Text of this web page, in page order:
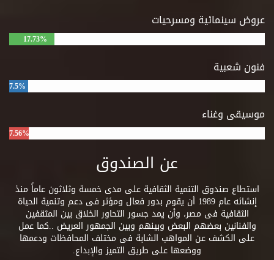
عروض سينمائية ومسرحيات
17.73%
فنون شعبية
7.5%
موسيقى وغناء
7.56%
عن الصندوق
استطاع صندوق التنمية الثقافية على مدى خمسة وثلاثون عاماً منذ
إنشائه عام 1989 أن يقوم بدور فعال ومؤثر فى دعم وتنمية الحياة
الثقافية فى مصر، وأن يمد جسور التحاور الخلاق بين المثقفين
والفنانين بعضهم البعض وبينهم وبين الجمهور العريض ..كما عمل
على الكشف عن المواهب الشابة فى مختلف المحافظات ودعمها
ووضعها على طريق التميز والإبداع.